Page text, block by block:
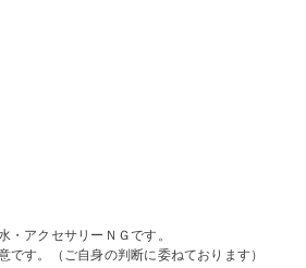
・アクセサリーＮＧです。
です。（ご自身の判断に委ねております）